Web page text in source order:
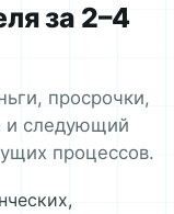
за 2–4
просрочки,
и следующий
процессов.